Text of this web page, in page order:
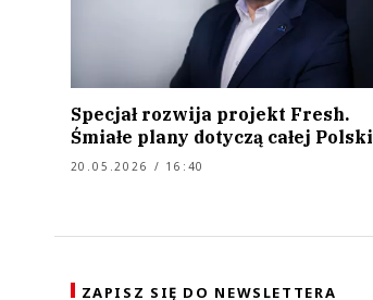
Specjał rozwija projekt Fresh.
Śmiałe plany dotyczą całej Polski
20.05.2026 / 16:40
ZAPISZ SIĘ DO NEWSLETTERA